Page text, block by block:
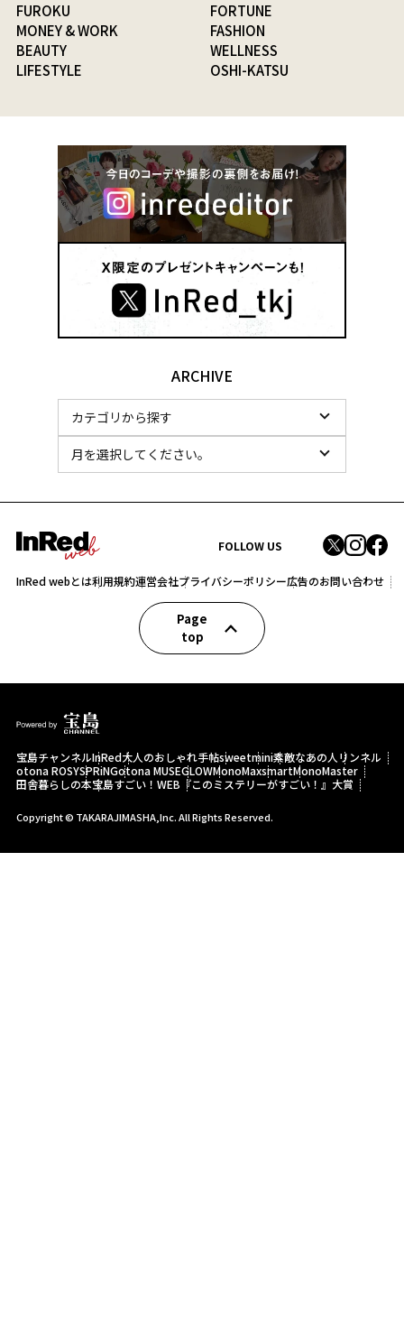
FUROKU
FORTUNE
MONEY & WORK
FASHION
BEAUTY
WELLNESS
LIFESTYLE
OSHI-KATSU
ARCHIVE
FOLLOW US
InRed webとは利用規約運営会社プライバシーポリシー広告のお問い合わせ
Page
top
宝島チャンネルInRed大人のおしゃれ手帖sweetmini素敵なあの人 リンネル
otona ROSYSPRiNGotona MUSEGLOWMonoMaxsmartMonoMaster
田舎暮らしの本宝島すごい！WEB 『このミステリーがすごい！』大賞
Copyright © TAKARAJIMASHA,Inc. All Rights Reserved.